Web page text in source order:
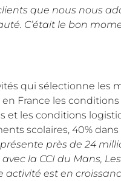
que nous nous
C’était le bon
qui sélectionne les
France les
les conditions
scolaires, 40% dans
près de 24
la CCI du Mans,
activité est en